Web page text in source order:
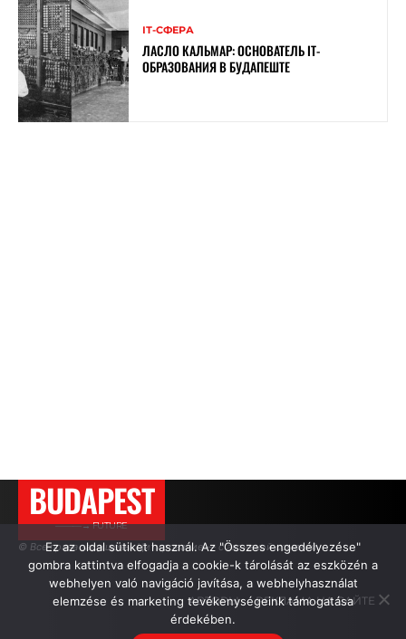
BUDAPEST
———→ FUTURE
© Все права защищены. Цитирование — с активной ссылкой.
АВТОРЫ РЕКЛАМА НА САЙТЕ
Ez az oldal sütiket használ. Az "Összes engedélyezése"
gombra kattintva elfogadja a cookie-k tárolását az eszközén a
webhelyen való navigáció javítása, a webhelyhasználat
elemzése és marketing tevékenységeink támogatása
érdekében.